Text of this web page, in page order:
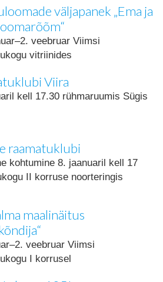
väljapanek „Ema ja
veebruar Viimsi
vitriinides
Viira
kell 17.30 rühmaruumis Sügis
raamatuklubi
kohtumine 8. jaanuaril kell 17
II korruse noorteringis
maalinäitus
veebruar Viimsi
I korrusel